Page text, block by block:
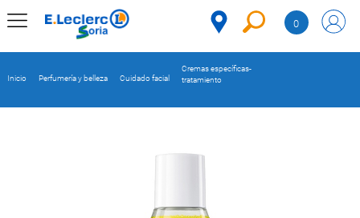
0
Inicio Perfumería y belleza Cuidado facial
Cremas específicas-
tratamiento